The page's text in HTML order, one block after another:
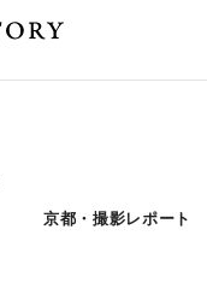
京都・撮影レポート